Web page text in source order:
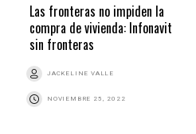
Las fronteras no impiden la
compra de vivienda: Infonavit
sin fronteras
JACKELINE VALLE
NOVIEMBRE 25, 2022